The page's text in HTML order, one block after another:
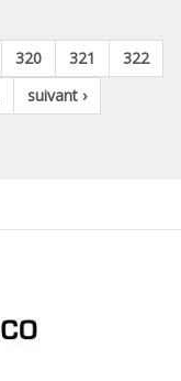
320 321
322
suivant ›